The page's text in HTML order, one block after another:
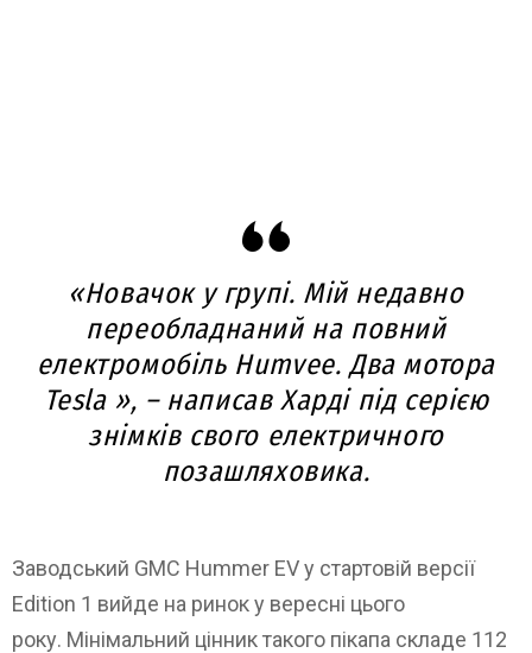
«Новачок у групі. Мій недавно
переобладнаний на повний
електромобіль Humvee. Два мотора
Tesla », – написав Харді під серією
знімків свого електричного
позашляховика.
Заводський GMC Hummer EV у стартовій версії
Edition 1 вийде на ринок у вересні цього
року. Мінімальний цінник такого пікапа складе 112